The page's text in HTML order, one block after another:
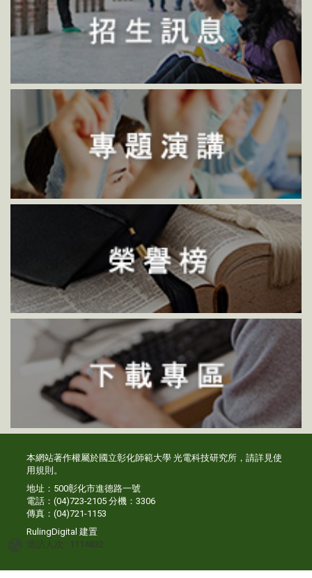
本網站著作權屬於國立彰化師範大學 光電科技研究所，請詳見使
用規則 。
地址：500彰化市進德路一號
電話：(04)723-2105 分機：3306
傳真：(04)721-1153
RulingDigital建置
造訪人次 : 1114832